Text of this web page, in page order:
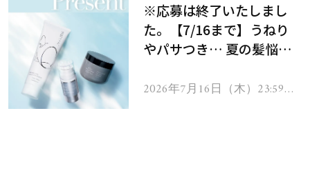
※応募は終了いたしまし
た。【7/16まで】うねり
やパサつき… 夏の髪悩み
ムを13名様にプレゼン
2026年7月16日（木）23:59ま